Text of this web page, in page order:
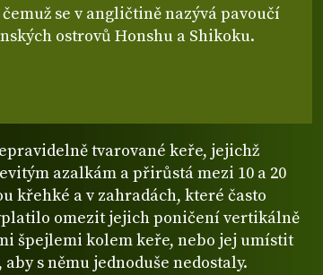
se v angličtině nazývá pavoučí
ostrovů Honshu a Shikoku.
tvarované keře, jejichž
azalkám a přirůstá mezi 10 a 20
křehké a v zahradách, které často
omezit jejich poničení vertikálně
špejlemi kolem keře, nebo jej umístit
s němu jednoduše nedostaly.